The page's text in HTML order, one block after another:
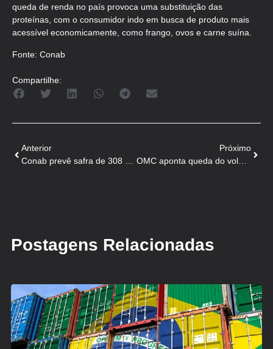
queda de renda no país provoca uma substituição das
proteínas, com o consumidor indo em busca de produto mais
acessível economicamente, como frango, ovos e carne suína.
Fonte: Conab
Compartilhe:
Anterior
Próximo
OMC aponta queda do volume de comércio global
Postagens Relacionadas